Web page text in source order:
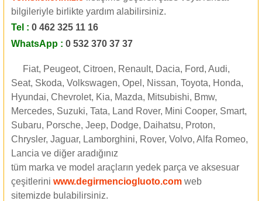
bilgileriyle birlikte yardım alabilirsiniz.
Tel : 0 462 325 11 16
WhatsApp : 0 532 370 37 37
Fiat, Peugeot, Citroen, Renault, Dacia, Ford, Audi,
Seat, Skoda, Volkswagen, Opel, Nissan, Toyota, Honda,
Hyundai, Chevrolet, Kia, Mazda, Mitsubishi, Bmw,
Mercedes, Suzuki, Tata, Land Rover, Mini Cooper, Smart,
Subaru, Porsche, Jeep, Dodge, Daihatsu, Proton,
Chrysler, Jaguar, Lamborghini, Rover, Volvo, Alfa Romeo,
Lancia ve diğer aradığınız
tüm marka ve model araçların yedek parça ve aksesuar
çeşitlerini www.degirmenciogluoto.com web
sitemizde bulabilirsiniz.